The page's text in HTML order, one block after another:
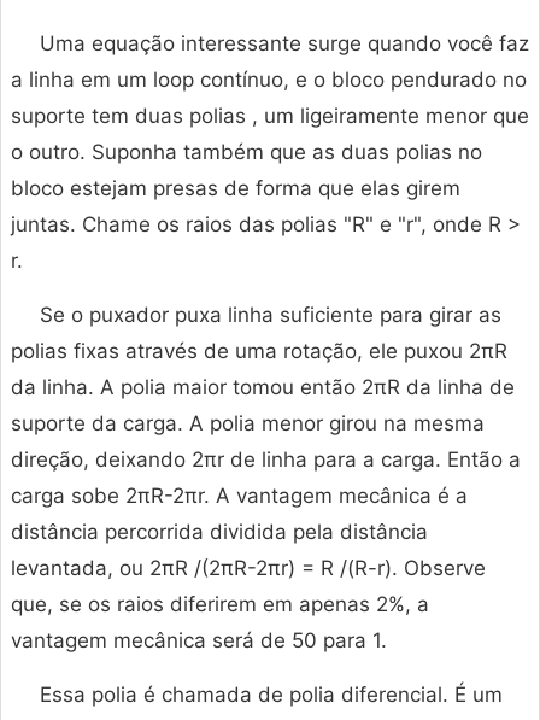
Uma equação interessante surge quando você faz
a linha em um loop contínuo, e o bloco pendurado no
suporte tem duas polias , um ligeiramente menor que
o outro. Suponha também que as duas polias no
bloco estejam presas de forma que elas girem
juntas. Chame os raios das polias "R" e "r", onde R >
r.
Se o puxador puxa linha suficiente para girar as
polias fixas através de uma rotação, ele puxou 2πR
da linha. A polia maior tomou então 2πR da linha de
suporte da carga. A polia menor girou na mesma
direção, deixando 2πr de linha para a carga. Então a
carga sobe 2πR-2πr. A vantagem mecânica é a
distância percorrida dividida pela distância
levantada, ou 2πR /(2πR-2πr) = R /(R-r). Observe
que, se os raios diferirem em apenas 2%, a
vantagem mecânica será de 50 para 1.
Essa polia é chamada de polia diferencial. É um